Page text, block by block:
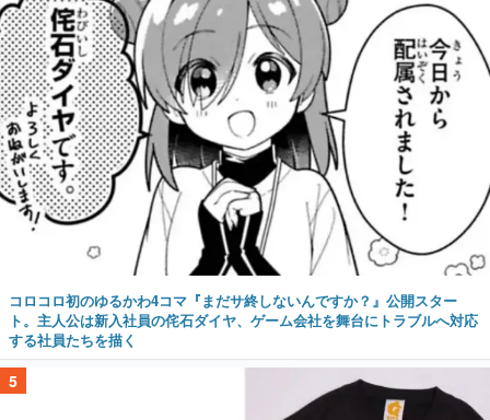
コロコロ初のゆるかわ4コマ『まだサ終しないんですか？』公開スター
ト。主人公は新入社員の侘石ダイヤ、ゲーム会社を舞台にトラブルへ対応
する社員たちを描く
5